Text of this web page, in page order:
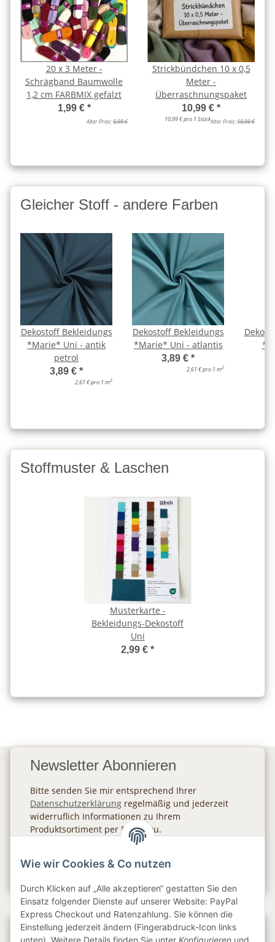
20 x 3 Meter -
Schrägband Baumwolle
1,2 cm FARBMIX gefalzt
1,99 € *
Alter Preis:9,99 €
Strickbündchen 10 x 0,5
Meter -
Überraschnungspaket
10,99 € *
10,99 € pro 1 StückAlter Preis:19,99 €
Gleicher Stoff - andere Farben
Dekostoff Bekleidungs
*Marie* Uni - antik
petrol
3,89 € *
2,61 € pro 1 m2
Dekostoff Bekleidungs
*Marie* Uni - atlantis
3,89 € *
2,61 € pro 1 m2
Stoffmuster & Laschen
Musterkarte -
Bekleidungs-Dekostoff
Uni
2,99 € *
Newsletter Abonnieren
Bitte senden Sie mir entsprechend Ihrer
Datenschutzerklärung regelmäßig und jederzeit
widerruflich Informationen zu Ihrem
Produktsortiment per E-Mail zu.
Gesetzliche Informationen
Wie wir Cookies & Co nutzen
Durch Klicken auf „Alle akzeptieren“ gestatten Sie den
Einsatz folgender Dienste auf unserer Website: PayPal
Express Checkout und Ratenzahlung. Sie können die
Einstellung jederzeit ändern (Fingerabdruck-Icon links